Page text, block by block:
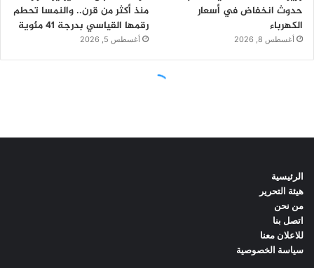
الرئيسية
هيئة التحرير
من نحن
اتصل بنا
للاعلان معنا
سياسة الخصوصية